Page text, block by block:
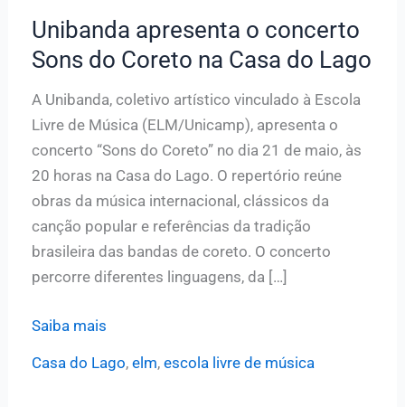
Unibanda apresenta o concerto
Sons do Coreto na Casa do Lago
A Unibanda, coletivo artístico vinculado à Escola
Livre de Música (ELM/Unicamp), apresenta o
concerto “Sons do Coreto” no dia 21 de maio, às
20 horas na Casa do Lago. O repertório reúne
obras da música internacional, clássicos da
canção popular e referências da tradição
brasileira das bandas de coreto. O concerto
percorre diferentes linguagens, da […]
Unibanda
Saiba mais
Casa do Lago, elm, escola livre de música